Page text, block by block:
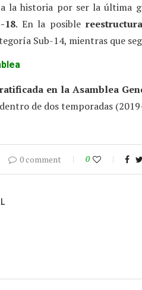
a la historia por ser la última
18. En la posible
Sub-14, mientras que
ratificada en la Asamblea
de dos temporadas
0 comment 0